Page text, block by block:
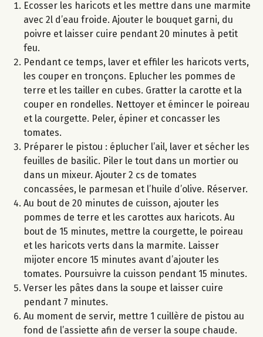
Ecosser les haricots et les mettre dans une marmite
avec 2l d’eau froide. Ajouter le bouquet garni, du
poivre et laisser cuire pendant 20 minutes à petit
feu.
Pendant ce temps, laver et effiler les haricots verts,
les couper en tronçons. Eplucher les pommes de
terre et les tailler en cubes. Gratter la carotte et la
couper en rondelles. Nettoyer et émincer le poireau
et la courgette. Peler, épiner et concasser les
tomates.
Préparer le pistou : éplucher l’ail, laver et sécher les
feuilles de basilic. Piler le tout dans un mortier ou
dans un mixeur. Ajouter 2 cs de tomates
concassées, le parmesan et l’huile d’olive. Réserver.
Au bout de 20 minutes de cuisson, ajouter les
pommes de terre et les carottes aux haricots. Au
bout de 15 minutes, mettre la courgette, le poireau
et les haricots verts dans la marmite. Laisser
mijoter encore 15 minutes avant d’ajouter les
tomates. Poursuivre la cuisson pendant 15 minutes.
Verser les pâtes dans la soupe et laisser cuire
pendant 7 minutes.
Au moment de servir, mettre 1 cuillère de pistou au
fond de l’assiette afin de verser la soupe chaude.